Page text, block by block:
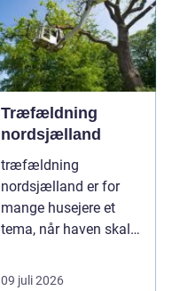
Træfældning
nordsjælland
træfældning
nordsjælland er for
mange husejere et
tema, når haven skal
udsigten skal ...
09 juli 2026